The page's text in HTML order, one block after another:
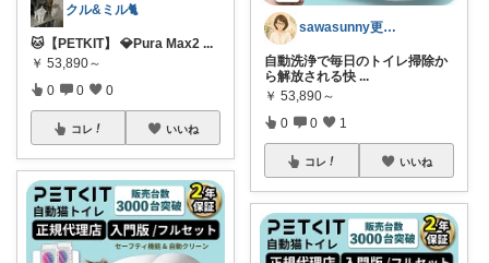
クル&ミル🐈
🐱【PETKIT】 💎Pura Max2 ...
￥ 53,890～
0 0 0
コレ いいね
sawasunny更年期世代の対策✨
自動洗浄で毎日のトイレ掃除か
ら解放される快 ...
￥ 53,890～
0 0 1
コレ いいね